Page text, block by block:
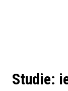
Studie: